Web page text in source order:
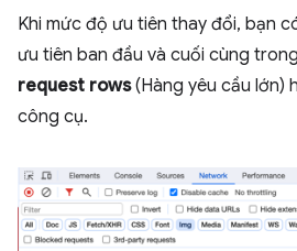
Khi mức độ ưu tiên thay đổi, bạn
ưu tiên ban đầu và cuối cùng
request rows(Hàng yêu cầu lớn)
công cụ.